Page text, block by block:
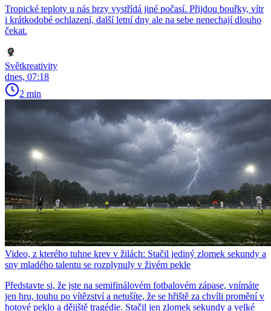
Tropické teploty u nás brzy vystřídá jiné počasí. Přijdou bouřky, vítr
i krátkodobé ochlazení, další letní dny ale na sebe nenechají dlouho
čekat.
Světkreativity
dnes, 07:18
2 min
Video, z kterého tuhne krev v žilách: Stačil jediný zlomek sekundy a
sny mladého talentu se rozplynuly v živém pekle
Představte si, že jste na semifinálovém fotbalovém zápase, vnímáte
jen hru, touhu po vítězství a netušíte, že se hřiště za chvíli promění v
hotové peklo a dějiště tragédie. Stačil jen zlomek sekundy a velké